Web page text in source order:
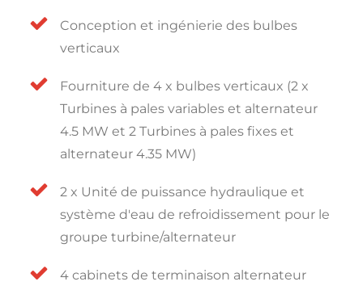
Conception et ingénierie des bulbes
verticaux
Fourniture de 4 x bulbes verticaux (2 x
Turbines à pales variables et alternateur
4.5 MW et 2 Turbines à pales fixes et
alternateur 4.35 MW)
2 x Unité de puissance hydraulique et
système d'eau de refroidissement pour le
groupe turbine/alternateur
4 cabinets de terminaison alternateur